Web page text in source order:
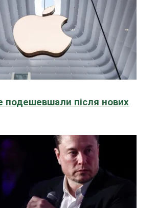
подешевшали після нових